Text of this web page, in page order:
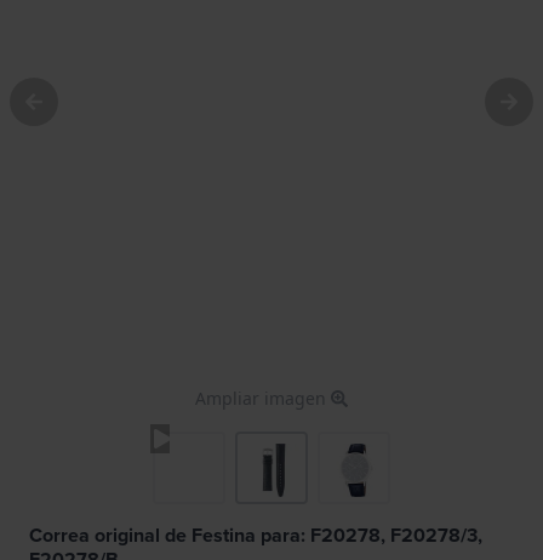
Ampliar imagen
Correa original de Festina para: F20278, F20278/3,